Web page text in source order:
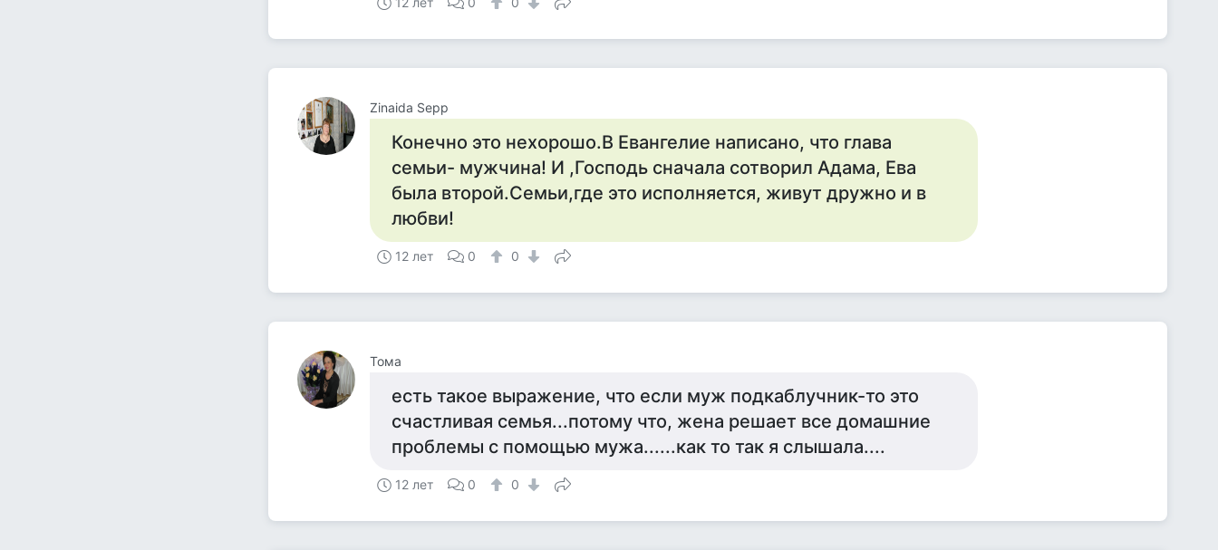
Zinaida Sepp
Конечно это нехорошо.В Евангелие написано, что глава
семьи- мужчина! И ,Господь сначала сотворил Адама, Ева
была второй.Семьи,где это исполняется, живут дружно и в
любви!
12 лет 0 0
Тома
есть такое выражение, что если муж подкаблучник-то это
счастливая семья...потому что, жена решает все домашние
проблемы с помощью мужа......как то так я слышала....
12 лет 0 0